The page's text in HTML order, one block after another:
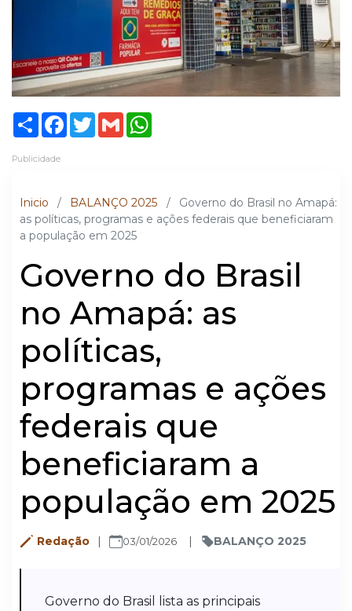
ShareFacebook
TwitterGmail
Publicidade
Inicio / BALANÇO 2025 /
Governo do Brasil no Amapá:
as políticas, programas e ações federais que beneficiaram
a população em 2025
Governo do Brasil
no Amapá: as
políticas,
programas e ações
federais que
beneficiaram a
população em 2025
Redação 03/01/2026 BALANÇO 2025
Governo do Brasil lista as principais